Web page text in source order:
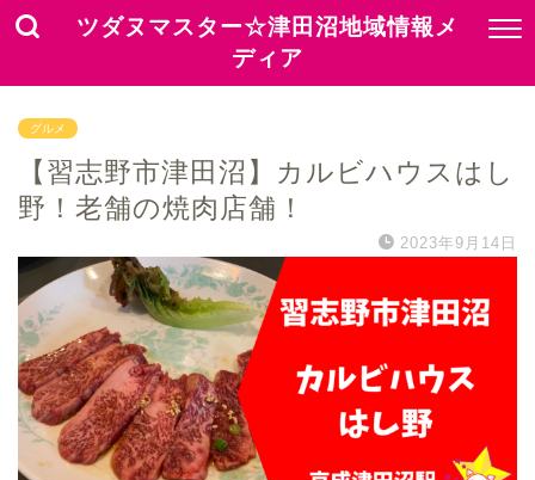
ツダヌマスター☆津田沼地域情報メ
ディア
グルメ
【習志野市津田沼】カルビハウスはし
野！老舗の焼肉店舗！
2023年9月14日